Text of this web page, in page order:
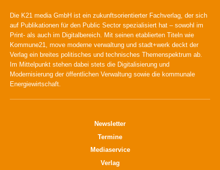
Die K21 media GmbH ist ein zukunftsorientierter Fachverlag, der sich
auf Publikationen für den Public Sector spezialisiert hat – sowohl im
Print- als auch im Digitalbereich. Mit seinen etablierten Titeln wie
Kommune21, move moderne verwaltung und stadt+werk deckt der
Verlag ein breites politisches und technisches Themenspektrum ab.
Im Mittelpunkt stehen dabei stets die Digitalisierung und
Modernisierung der öffentlichen Verwaltung sowie die kommunale
Energiewirtschaft.
Newsletter
Termine
Mediaservice
Verlag